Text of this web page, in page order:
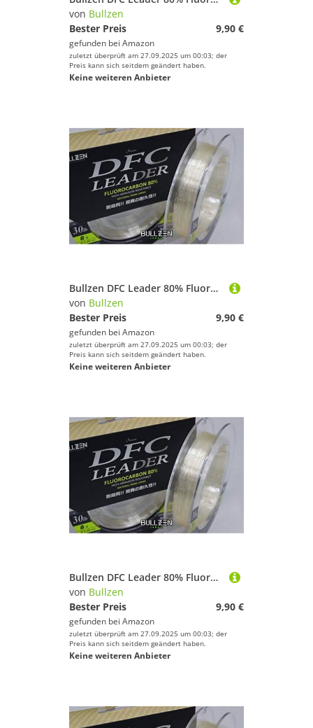
von Bullzen
Bester Preis
9,90 €
gefunden bei Amazon
zuletzt überprüft am 27.09.2025 um 00:03; der
Preis kann sich seitdem geändert haben.
Keine weiteren Anbieter
Bullzen DFC Leader 80% Fluorocarbon Raubfisch Vorfach (20lbs/0,36mm/9,1kg)
von Bullzen
Bester Preis
9,90 €
gefunden bei Amazon
zuletzt überprüft am 27.09.2025 um 00:03; der
Preis kann sich seitdem geändert haben.
Keine weiteren Anbieter
Bullzen DFC Leader 80% Fluorocarbon Raubfisch Vorfach (50lbs/0,56mm/22,8kg)
von Bullzen
Bester Preis
9,90 €
gefunden bei Amazon
zuletzt überprüft am 27.09.2025 um 00:03; der
Preis kann sich seitdem geändert haben.
Keine weiteren Anbieter